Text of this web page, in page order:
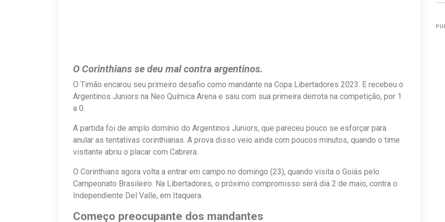
O Corinthians se deu mal contra argentinos.
O Timão encarou seu primeiro desafio como mandante na Copa Libertadores 2023. E recebeu o
Argentinos Juniors na Neo Química Arena e saiu com sua primeira derrota na competição, por 1
a 0.
A partida foi de amplo domínio do Argentinos Juniors, que pareceu pouco se esforçar para
anular as tentativas corinthianas. A prova disso veio ainda com poucos minutos, quando o time
visitante abriu o placar com Cabrera.
O Corinthians agora volta a entrar em campo no domingo (23), quando visita o Goiás pelo
Campeonato Brasileiro. Na Libertadores, o próximo compromisso será dia 2 de maio, contra o
Independiente Del Valle, em Itaquera.
Começo preocupante dos mandantes